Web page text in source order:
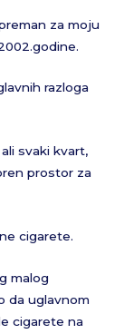
za moju
razloga
svaki kvart,
prostor za
cigarete.
malog
da uglavnom
cigarete na